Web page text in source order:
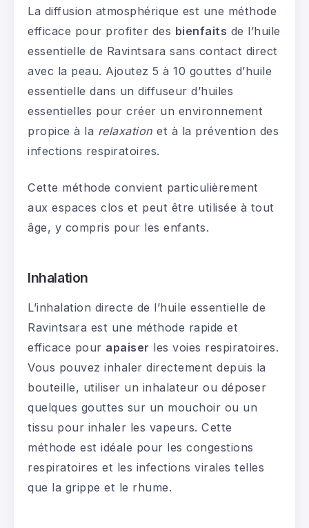
La diffusion atmosphérique est une méthode
efficace pour profiter des bienfaits de l’huile
essentielle de Ravintsara sans contact direct
avec la peau. Ajoutez 5 à 10 gouttes d’huile
essentielle dans un diffuseur d’huiles
essentielles pour créer un environnement
propice à la relaxation et à la prévention des
infections respiratoires.
Cette méthode convient particulièrement
aux espaces clos et peut être utilisée à tout
âge, y compris pour les enfants.
Inhalation
L’inhalation directe de l’huile essentielle de
Ravintsara est une méthode rapide et
efficace pour apaiser les voies respiratoires.
Vous pouvez inhaler directement depuis la
bouteille, utiliser un inhalateur ou déposer
quelques gouttes sur un mouchoir ou un
tissu pour inhaler les vapeurs. Cette
méthode est idéale pour les congestions
respiratoires et les infections virales telles
que la grippe et le rhume.